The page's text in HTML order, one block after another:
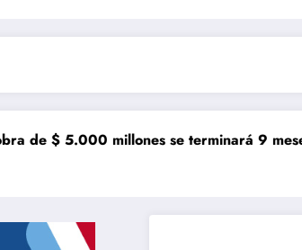
millones se terminará 9 meses antes